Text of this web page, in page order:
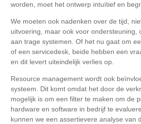
worden, moet het ontwerp intuïtief en
We moeten ook nadenken over de tijd,
uitvoering, maar ook voor ondersteuning,
aan trage systemen. Of het nu gaat om
of een servicedesk, beide hebben een
en dit levert uiteindelijk verlies op.
Resource management wordt ook
systeem. Dit komt omdat het door de
mogelijk is om een ​​filter te maken om de
hardware en software in bedrijf te
kunnen we een assertievere analyse van